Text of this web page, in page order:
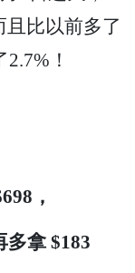
且比以前多了
！
，
多拿 $183